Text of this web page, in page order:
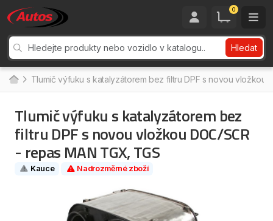
0
Hledat
Tlumič výfuku s katalyzátorem bez filtru DPF s novou vložkou
Tlumič výfuku s katalyzátorem bez
filtru DPF s novou vložkou DOC/SCR
- repas MAN TGX, TGS
Kauce Nadrozměrné zboží